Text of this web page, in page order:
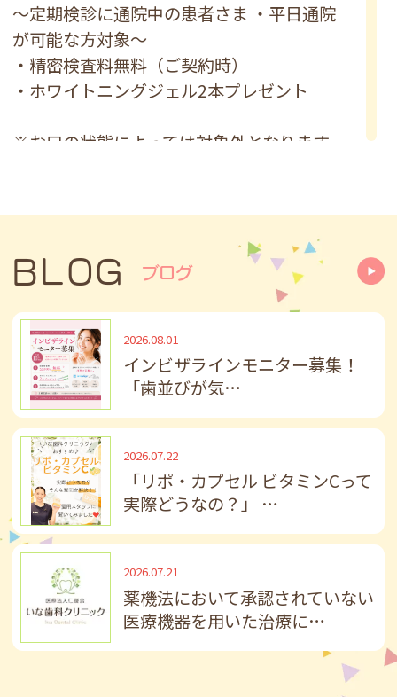
～定期検診に通院中の患者さま ・平日通院
が可能な方対象～
・精密検査料無料（ご契約時）
・ホワイトニングジェル2本プレゼント
※お口の状態によっては対象外となります
マウスピース矯正（インビザライン）相
談、成人・お子さんの検診、フッ素、ホワ
イトニングなど
8/3(月)15：30
8/4(火)16：45
8/10(月)11：00
※先着順で承ります
2026.07.22
8月診療日のお知らせ
8/2(日)、6(木)、9(日)、11(火)～16(日)、
20(木)、23(日)、27(木)、30(日)は休診でご
ざいます。
ご迷惑おかけしますが、よろしくお願いい
たします🦷
2026.07.14
BLOG ブログ
2026.08.01
インビザラインモニター募集！
「歯並びが気…
2026.07.22
「リポ・カプセル ビタミンCって
実際どうなの？」 …
2026.07.21
薬機法において承認されていない
医療機器を用いた治療に…